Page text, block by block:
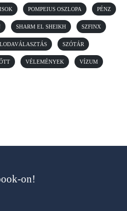
POMPEIUS OSZLOPA PÉNZ
SHARM EL SHEIKH SZFINX
SZÓTÁR
VÉLEMÉNYEK VÍZUM
on!